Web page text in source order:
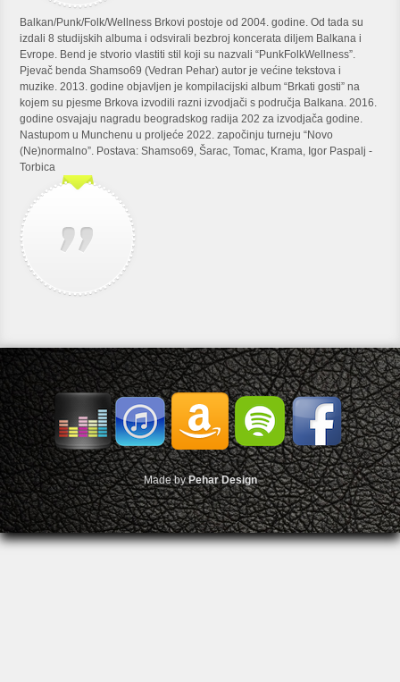
Balkan/Punk/Folk/Wellness Brkovi postoje od 2004. godine. Od tada su
izdali 8 studijskih albuma i odsvirali bezbroj koncerata diljem Balkana i
Evrope. Bend je stvorio vlastiti stil koji su nazvali “PunkFolkWellness”.
Pjevač benda Shamso69 (Vedran Pehar) autor je većine tekstova i
muzike. 2013. godine objavljen je kompilacijski album “Brkati gosti” na
kojem su pjesme Brkova izvodili razni izvodjači s područja Balkana. 2016.
godine osvajaju nagradu beogradskog radija 202 za izvodjača godine.
Nastupom u Munchenu u proljeće 2022. započinju turneju “Novo
(Ne)normalno”. Postava: Shamso69, Šarac, Tomac, Krama, Igor Paspalj -
Torbica
Made byPehar Design